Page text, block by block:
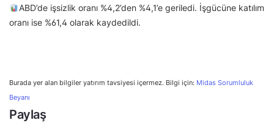
ABD’de işsizlik oranı %4,2’den %4,1’e geriledi. İşgücüne katılım
oranı ise %61,4 olarak kaydedildi.
Burada yer alan bilgiler yatırım tavsiyesi içermez. Bilgi için: Midas Sorumluluk
Beyanı
Paylaş